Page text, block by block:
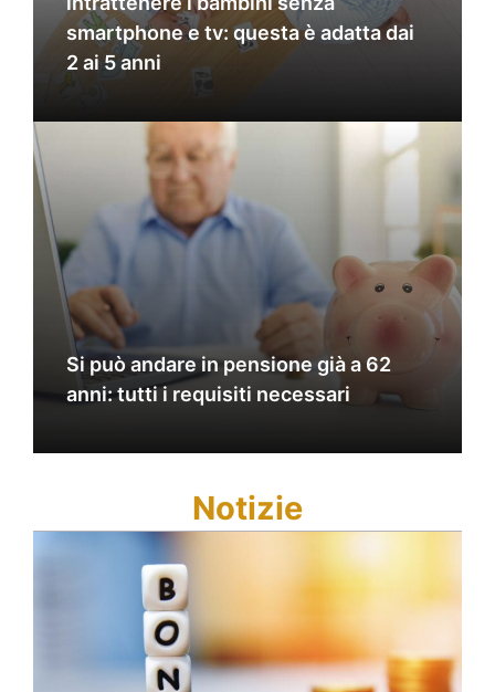
smartphone e tv: questa è adatta dai
2 ai 5 anni
Si può andare in pensione già a 62
anni: tutti i requisiti necessari
Notizie